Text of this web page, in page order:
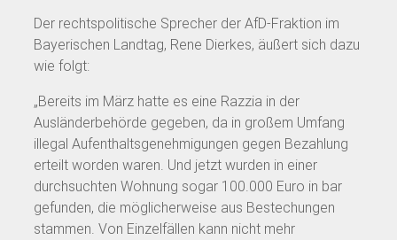
Der rechtspolitische Sprecher der AfD-Fraktion im
Bayerischen Landtag, Rene Dierkes, äußert sich dazu
wie folgt:
„Bereits im März hatte es eine Razzia in der
Ausländerbehörde gegeben, da in großem Umfang
illegal Aufenthaltsgenehmigungen gegen Bezahlung
erteilt worden waren. Und jetzt wurden in einer
durchsuchten Wohnung sogar 100.000 Euro in bar
gefunden, die möglicherweise aus Bestechungen
stammen. Von Einzelfällen kann nicht mehr